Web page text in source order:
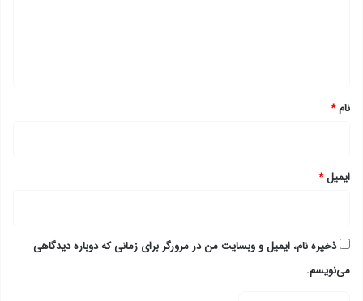
نام*
ایمیل*
ذخیره نام، ایمیل و وبسایت من در مرورگر برای زمانی که دوباره دیدگاهی
می‌نویسم.